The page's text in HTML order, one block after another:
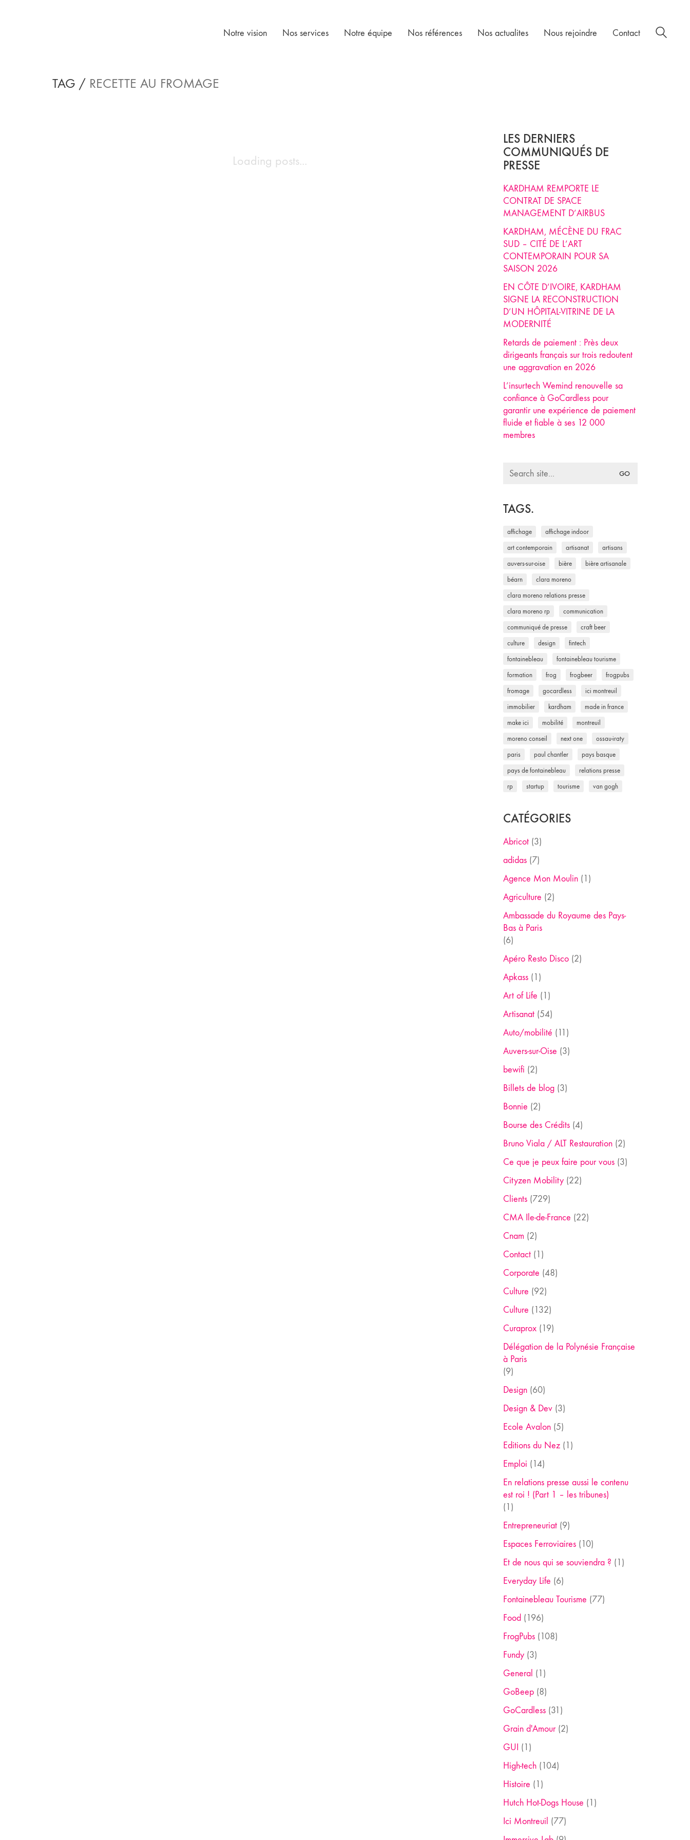
Notre vision Nos services Notre équipe Nos références Nos actualites Nous rejoindre Contact
TAG / RECETTE AU FROMAGE
Loading posts...
LES DERNIERS
COMMUNIQUÉS DE
PRESSE
KARDHAM REMPORTE LE
CONTRAT DE SPACE
MANAGEMENT D’AIRBUS
KARDHAM, MÉCÈNE DU FRAC
SUD – CITÉ DE L’ART
CONTEMPORAIN POUR SA
SAISON 2026
EN CÔTE D’IVOIRE, KARDHAM
SIGNE LA RECONSTRUCTION
D’UN HÔPITAL-VITRINE DE LA
MODERNITÉ
Retards de paiement : Près deux
dirigeants français sur trois redoutent
une aggravation en 2026
L’insurtech Wemind renouvelle sa
confiance à GoCardless pour
garantir une expérience de paiement
fluide et fiable à ses 12 000
membres
Search
TAGS.
affichage affichage indoor
art contemporain artisanat artisans
auvers-sur-oise bière bière artisanale
béarn clara moreno
clara moreno relations presse
clara moreno rp communication
communiqué de presse craft beer
culture design fintech
fontainebleau fontainebleau tourisme
formation frog frogbeer frogpubs
fromage gocardless ici montreuil
immobilier kardham made in france
make ici mobilité montreuil
moreno conseil next one ossau-iraty
paris paul chantler pays basque
pays de fontainebleau relations presse
rp startup tourisme van gogh
CATÉGORIES
Abricot(3)
adidas(7)
Agence Mon Moulin(1)
Agriculture (2)
Ambassade du Royaume des Pays-
Bas à Paris
(6)
Apéro Resto Disco(2)
Apkass(1)
Art of Life (1)
Artisanat(54)
Auto/mobilité (11)
Auvers-sur-Oise (3)
bewifi (2)
Billets de blog(3)
Bonnie (2)
Bourse des Crédits(4)
Bruno Viala / ALT Restauration(2)
Ce que je peux faire pour vous(3)
Cityzen Mobility(22)
Clients(729)
CMA Ile-de-France (22)
Cnam (2)
Contact(1)
Corporate (48)
Culture (92)
Culture (132)
Curaprox(19)
Délégation de la Polynésie Française
à Paris
(9)
Design(60)
Design & Dev(3)
Ecole Avalon(5)
Editions du Nez(1)
Emploi (14)
En relations presse aussi le contenu
est roi ! (Part 1 – les tribunes)
(1)
Entrepreneuriat(9)
Espaces Ferroviaires(10)
Et de nous qui se souviendra ? (1)
Everyday Life (6)
Fontainebleau Tourisme (77)
Food (196)
FrogPubs(108)
Fundy(3)
General (1)
GoBeep(8)
GoCardless(31)
Grain d'Amour(2)
GUI (1)
High-tech(104)
Histoire (1)
Hutch Hot-Dogs House (1)
Ici Montreuil (77)